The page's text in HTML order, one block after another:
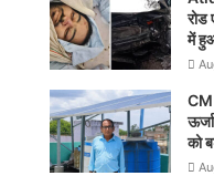
रोड
में
CM
को